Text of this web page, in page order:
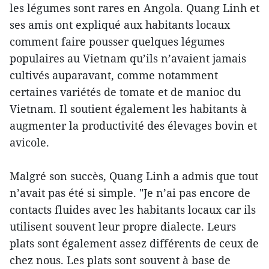
les légumes sont rares en Angola. Quang Linh et
ses amis ont expliqué aux habitants locaux
comment faire pousser quelques légumes
populaires au Vietnam qu’ils n’avaient jamais
cultivés auparavant, comme notamment
certaines variétés de tomate et de manioc du
Vietnam. Il soutient également les habitants à
augmenter la productivité des élevages bovin et
avicole.
Malgré son succès, Quang Linh a admis que tout
n’avait pas été si simple. "Je n’ai pas encore de
contacts fluides avec les habitants locaux car ils
utilisent souvent leur propre dialecte. Leurs
plats sont également assez différents de ceux de
chez nous. Les plats sont souvent à base de